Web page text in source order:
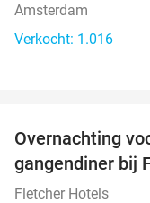
Amsterdam
Verkocht: 1.016
Overnachting
gangendiner bij
Fletcher Hotels